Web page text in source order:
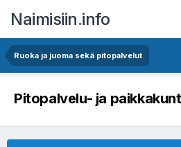
Naimisiin.info
Ruoka ja juoma sekä pitopalvelut
Pitopalvelu- ja